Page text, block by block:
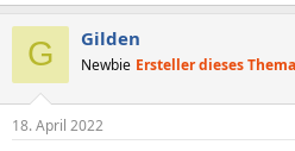
G Gilden
Newbie Ersteller dieses
18. April 2022